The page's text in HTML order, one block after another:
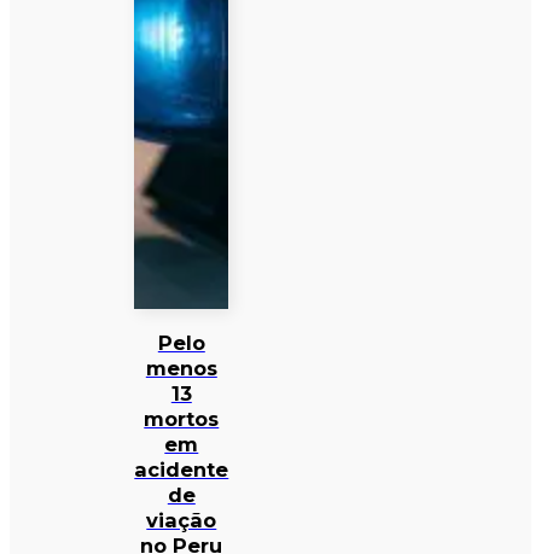
Pelo
menos
13
mortos
em
acidente
de
viação
no Peru